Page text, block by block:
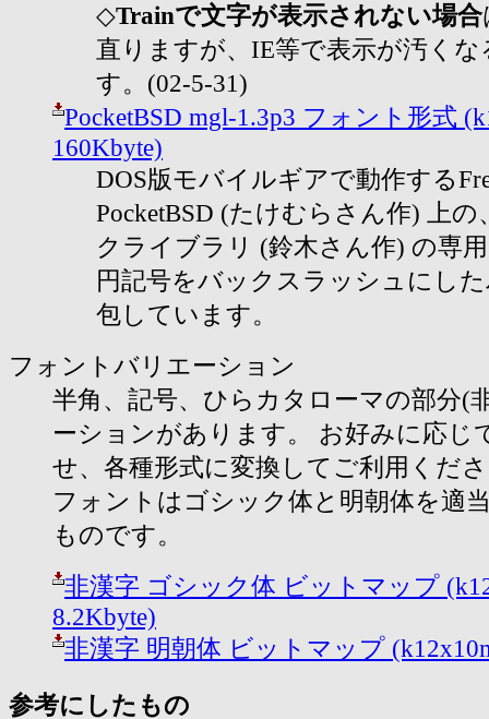
◇Trainで文字が表示されない場合
直りますが、IE等で表示が汚く
す。(02-5-31)
PocketBSD mgl-1.3p3 フォント形式
160Kbyte)
DOS版モバイルギアで動作する
PocketBSD (たけむらさん作) 上
クライブラリ (鈴木さん作) の専
円記号をバックスラッシュにし
包しています。
フォントバリエーション
半角、記号、ひらカタローマの部分(
ーションがあります。 お好みに応じ
せ、各種形式に変換してご利用くだ
フォントはゴシック体と明朝体を適
ものです。
非漢字 ゴシック体 ビットマップ
8.2Kbyte)
非漢字 明朝体 ビットマップ
参考にしたもの